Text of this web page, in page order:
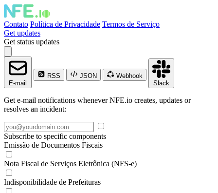
Contato Política de Privacidade Termos de Serviço
Get updates
Get status updates
E-mail
RSS JSON
Webhook
Slack
Get e-mail notifications whenever NFE.io creates, updates or
resolves an incident:
Subscribe to specific components
Emissão de Documentos Fiscais
Nota Fiscal de Serviços Eletrônica (NFS-e)
Indisponibilidade de Prefeituras